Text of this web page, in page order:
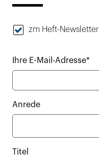
zm Heft-Newsletter
Ihre E-Mail-Adresse*
Anrede
Titel